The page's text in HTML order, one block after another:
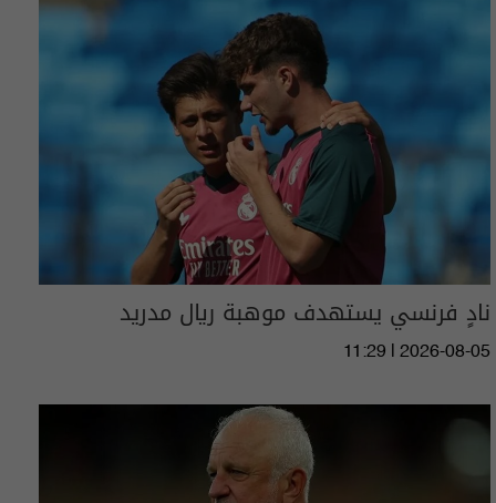
نادٍ فرنسي يستهدف موهبة ريال مدريد
11:29 | 2026-08-05